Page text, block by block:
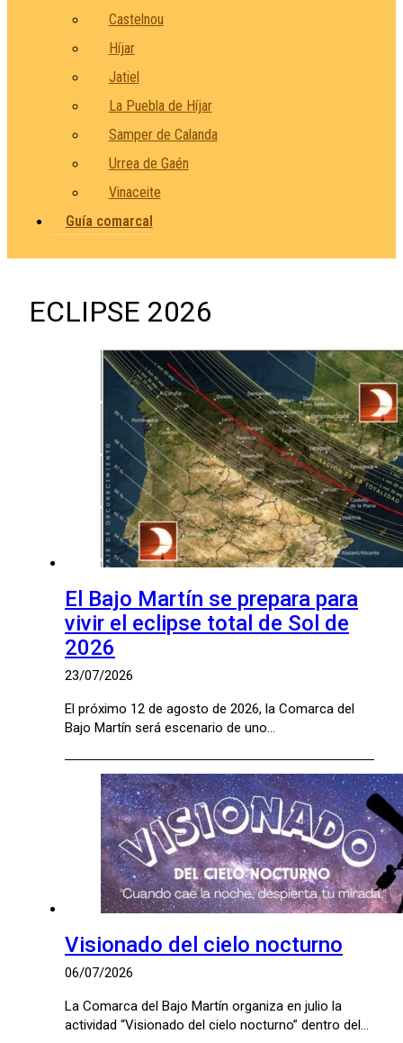
Castelnou
Híjar
Jatiel
La Puebla de Híjar
Samper de Calanda
Urrea de Gaén
Vinaceite
Guía comarcal
ECLIPSE 2026
El Bajo Martín se prepara para
vivir el eclipse total de Sol de
2026
23/07/2026
El próximo 12 de agosto de 2026, la Comarca del
Bajo Martín será escenario de uno…
Visionado del cielo nocturno
06/07/2026
La Comarca del Bajo Martín organiza en julio la
actividad “Visionado del cielo nocturno” dentro del…